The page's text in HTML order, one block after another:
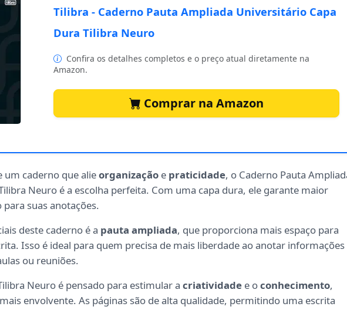
Tilibra - Caderno Pauta Ampliada Universitário Capa
Dura Tilibra Neuro
Confira os detalhes completos e o preço atual diretamente na
Amazon.
Comprar na Amazon
um caderno que alieorganização e praticidade, o Caderno Pauta
Neuro é a escolha perfeita. Com uma capa dura, ele garante maior
para suas anotações.
deste caderno é a pauta ampliada, que proporciona mais espaço para
Isso é ideal para quem precisa de mais liberdade ao anotar informações
ou reuniões.
Neuro é pensado para estimular a criatividade e oconhecimento,
envolvente. As páginas são de alta qualidade, permitindo uma escrita